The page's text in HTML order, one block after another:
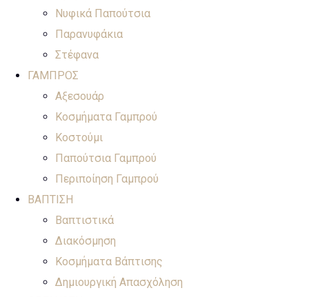
Νυφικά Παπούτσια
Παρανυφάκια
Στέφανα
ΓΑΜΠΡΟΣ
Αξεσουάρ
Κοσμήματα Γαμπρού
Κοστούμι
Παπούτσια Γαμπρού
Περιποίηση Γαμπρού
ΒΑΠΤΙΣΗ
Βαπτιστικά
Διακόσμηση
Κοσμήματα Βάπτισης
Δημιουργική Απασχόληση